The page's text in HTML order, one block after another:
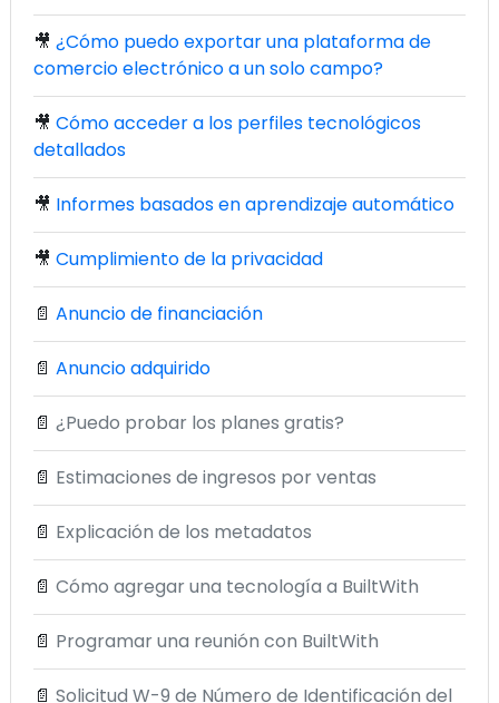
🎥 ¿Cómo puedo exportar una plataforma de
comercio electrónico a un solo campo?
🎥 Cómo acceder a los perfiles tecnológicos
detallados
🎥 Informes basados en aprendizaje automático
🎥 Cumplimiento de la privacidad
📄 Anuncio de financiación
📄 Anuncio adquirido
📄 ¿Puedo probar los planes gratis?
📄 Estimaciones de ingresos por ventas
📄 Explicación de los metadatos
📄 Cómo agregar una tecnología a BuiltWith
📄 Programar una reunión con BuiltWith
📄 Solicitud W-9 de Número de Identificación del